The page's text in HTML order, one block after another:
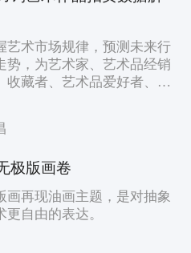
艺术市场规律，预测未来行
势，为艺术家、艺术品经销
收藏者、艺术品爱好者、投
极版画卷
画再现油画主题，是对抽象
更自由的表达。